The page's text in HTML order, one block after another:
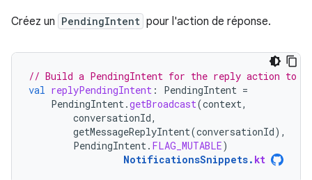
Créez un PendingIntent pour l'action de réponse.
// Build a PendingIntent for the reply action to
val replyPendingIntent : PendingIntent =
PendingIntent .getBroadcast(context,
conversationId,
getMessageReplyIntent(conversationId),
PendingIntent . FLAG_MUTABLE)
NotificationsSnippets. kt